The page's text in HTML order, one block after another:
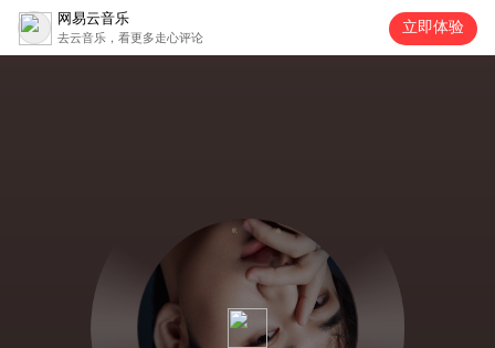
网易云音乐
去云音乐，看更多走心评论
立即体验